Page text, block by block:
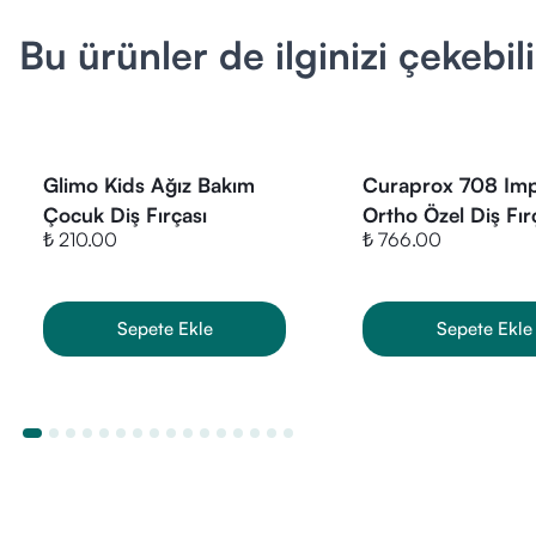
Uzun
vermeden
sayesinde
isteyenler için
Nasıl
Giriş:
Çıkış:
Önemli:
kez,
Bu ürünler de ilginizi
Glimo Kids Ağız Bakım
Çocuk Diş Fırçası
₺ 210.00
Sepete Ekle
Curaprox 708
Ortho Özel Diş
Stoktaki Renklerden
₺ 766.00
Sepete Ekle